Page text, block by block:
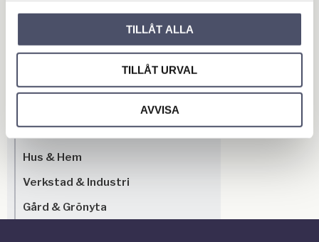
TILLÅT ALLA
TILLÅT URVAL
AVVISA
Bli den första att lämna ett omdöme.
OUTLET - REA
Garage- & Fordonsutrustning
Släpvagn & Trailer
Hus & Hem
Verkstad & Industri
Gård & Grönyta